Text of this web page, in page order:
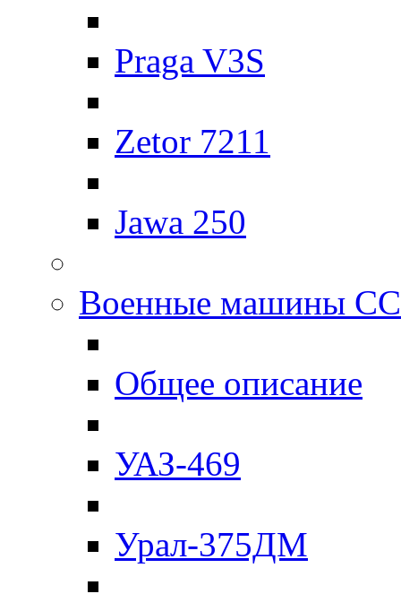
Praga V3S
Zetor 7211
Jawa 250
Военные машины
Общее описание
УАЗ-469
Урал-375ДМ